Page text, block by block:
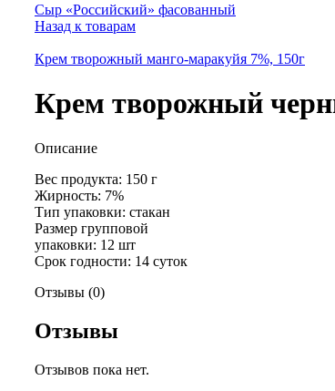
Сыр «Российский» фасованный
Назад к товарам
Крем творожный манго-маракуйя 7%, 150г
Крем творожный
Описание
Вес продукта: 150 г
Жирность: 7%
Тип упаковки: стакан
Размер групповой
упаковки: 12 шт
Срок годности: 14 суток
Отзывы (0)
Отзывы
Отзывов пока нет.